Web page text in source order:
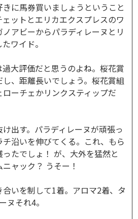
に馬券買いましょうということ
ットとエリカエクスプレスのワ
アビーからパラディレーヌとリ
ワイド。
大評価だと思うのよね。桜花賞
、距離長いでしょう。桜花賞組
ーチェかリンクスティップだ
出す。パラディレーヌが頑張っ
沿いを伸びてくる。これ、もら
たでしょ！ が、大外を猛然と
ャック？ うそー！
いを制して1着。アロマ2着、タ
ヌそれ4。